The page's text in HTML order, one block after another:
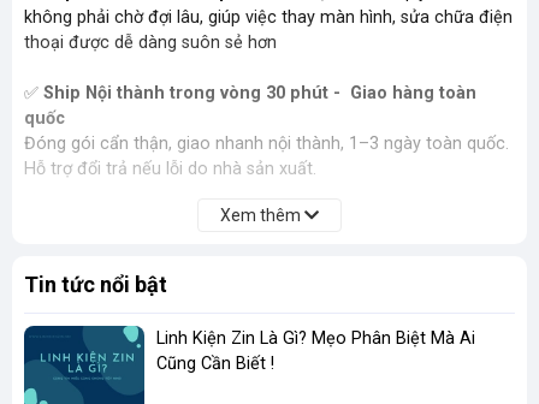
không phải chờ đợi lâu, giúp việc thay màn hình, sửa chữa điện
thoại được dễ dàng suôn sẻ hơn
✅ Ship Nội thành trong vòng 30 phút - Giao hàng toàn
quốc
Đóng gói cẩn thận, giao nhanh nội thành, 1–3 ngày toàn quốc.
Hỗ trợ đổi trả nếu lỗi do nhà sản xuất.
Xem thêm
Tin tức nổi bật
Linh Kiện Zin Là Gì? Mẹo Phân Biệt Mà Ai
Cũng Cần Biết !